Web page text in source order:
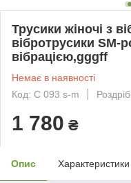
Трусики жіночі з
вібротрусики SM-
вібрацією,gggff
Немає в наявності
Код: С 093 s-m
Роздріб
1 780 ₴
Опис Характеристики